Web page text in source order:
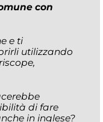
con
e ti
utilizzando
di fare
in inglese?